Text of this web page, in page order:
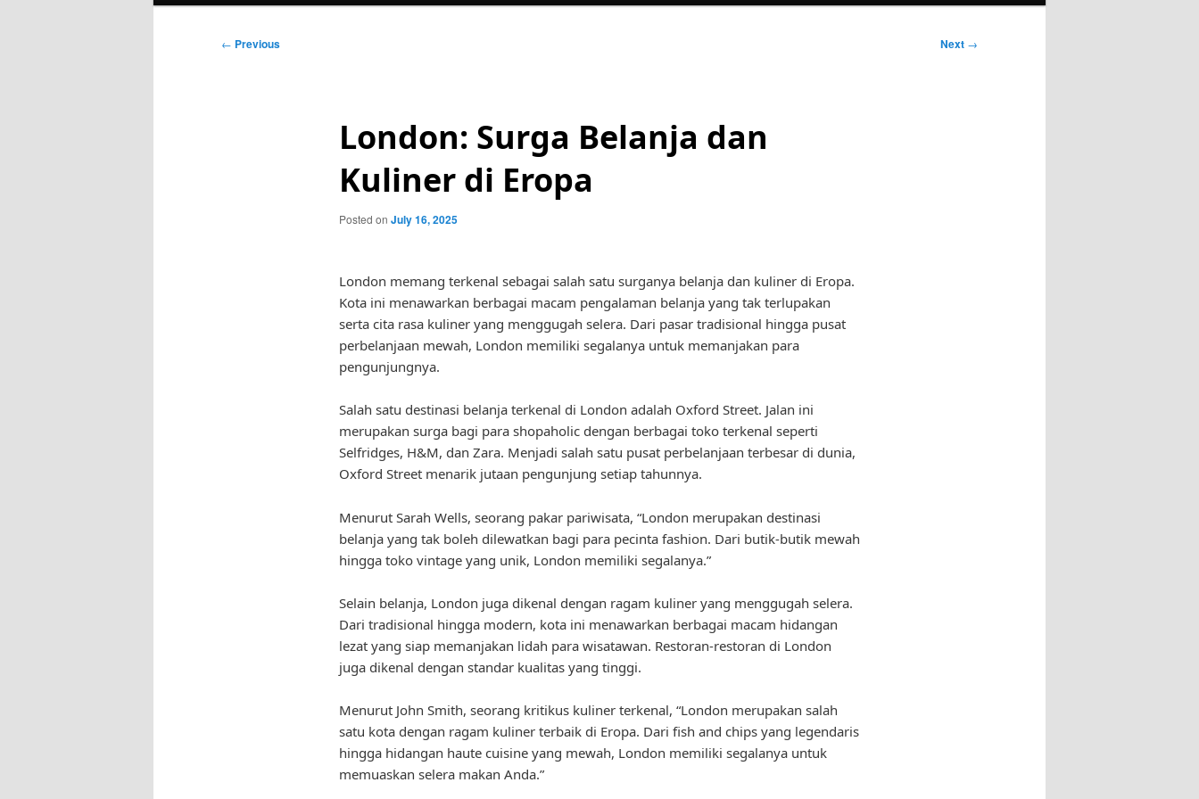
Post
← Previous Next →
London: Surga Belanja dan
Kuliner di Eropa
Posted on July 16, 2025
London memang terkenal sebagai salah satu surganya belanja dan kuliner di Eropa.
Kota ini menawarkan berbagai macam pengalaman belanja yang tak terlupakan
serta cita rasa kuliner yang menggugah selera. Dari pasar tradisional hingga pusat
perbelanjaan mewah, London memiliki segalanya untuk memanjakan para
pengunjungnya.
Salah satu destinasi belanja terkenal di London adalah Oxford Street. Jalan ini
merupakan surga bagi para shopaholic dengan berbagai toko terkenal seperti
Selfridges, H&M, dan Zara. Menjadi salah satu pusat perbelanjaan terbesar di dunia,
Oxford Street menarik jutaan pengunjung setiap tahunnya.
Menurut Sarah Wells, seorang pakar pariwisata, “London merupakan destinasi
belanja yang tak boleh dilewatkan bagi para pecinta fashion. Dari butik-butik mewah
hingga toko vintage yang unik, London memiliki segalanya.”
Selain belanja, London juga dikenal dengan ragam kuliner yang menggugah selera.
Dari tradisional hingga modern, kota ini menawarkan berbagai macam hidangan
lezat yang siap memanjakan lidah para wisatawan. Restoran-restoran di London
juga dikenal dengan standar kualitas yang tinggi.
Menurut John Smith, seorang kritikus kuliner terkenal, “London merupakan salah
satu kota dengan ragam kuliner terbaik di Eropa. Dari fish and chips yang legendaris
hingga hidangan haute cuisine yang mewah, London memiliki segalanya untuk
memuaskan selera makan Anda.”